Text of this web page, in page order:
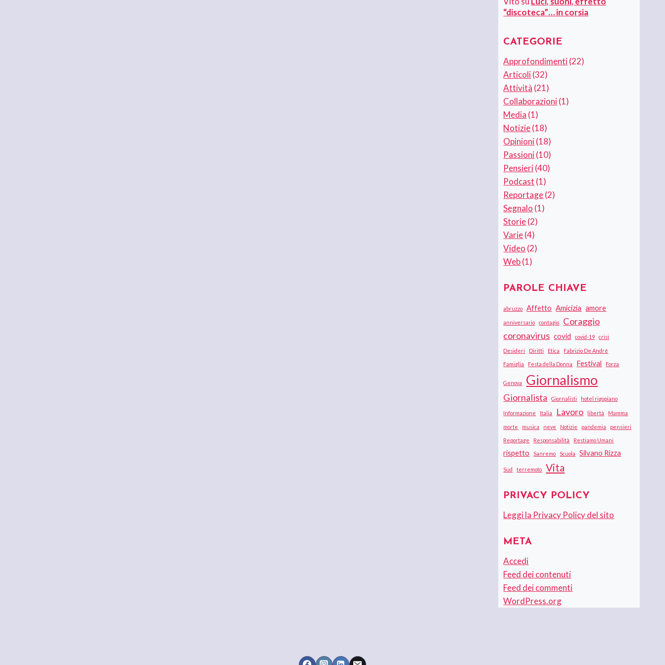
“discoteca”… in corsia
CATEGORIE
Approfondimenti(22)
Articoli(32)
Attività (21)
Collaborazioni(1)
Media (1)
Notizie(18)
Opinioni(18)
Passioni(10)
Pensieri(40)
Podcast (1)
Reportage(2)
Segnalo (1)
Storie(2)
Varie(4)
Video (2)
Web(1)
PAROLE CHIAVE
abruzzo Affetto Amicizia amore
anniversario contagio
Coraggio
coronavirus covid covid-19 crisi
Desideri Diritti Etica Fabrizio De André
Famiglia Festa della Donna Festival Forza
Genova Giornalismo
Giornalista Giornalisti hotel rigopiano
Informazione Italia Lavoro libertà Mamma
morte musica neve Notizie pandemia pensieri
Reportage Responsabilità Restiamo Umani
rispetto Sanremo Scuola Silvano Rizza
Sud terremoto Vita
PRIVACY POLICY
Leggi la Privacy Policy del sito
META
Accedi
Feed dei contenuti
Feed dei commenti
WordPress.org